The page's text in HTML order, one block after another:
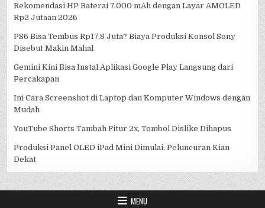
Rekomendasi HP Baterai 7.000 mAh dengan Layar AMOLED
Rp2 Jutaan 2026
PS6 Bisa Tembus Rp17,8 Juta? Biaya Produksi Konsol Sony
Disebut Makin Mahal
Gemini Kini Bisa Instal Aplikasi Google Play Langsung dari
Percakapan
Ini Cara Screenshot di Laptop dan Komputer Windows dengan
Mudah
YouTube Shorts Tambah Fitur 2x, Tombol Dislike Dihapus
Produksi Panel OLED iPad Mini Dimulai, Peluncuran Kian
Dekat
MENU